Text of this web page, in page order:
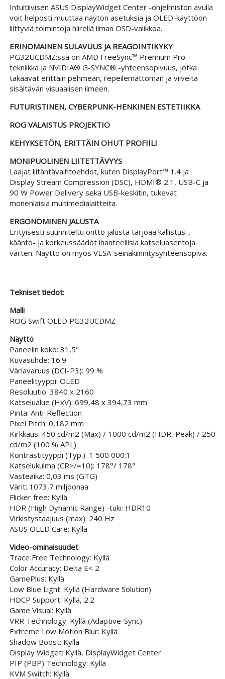
Intuitiivisen ASUS DisplayWidget Center -ohjelmiston avulla
voit helposti muuttaa näytön asetuksia ja OLED-käyttöön
liittyviä toimintoja hiirellä ilman OSD-valikkoa.
ERINOMAINEN SULAVUUS JA REAGOINTIKYKY
PG32UCDMZ:ssä on AMD FreeSync™ Premium Pro -
tekniikka ja NVIDIA® G-SYNC® -yhteensopivuus, jotka
takaavat erittäin pehmeän, repeilemättömän ja viiveitä
sisältävän visuaalisen ilmeen.
FUTURISTINEN, CYBERPUNK-HENKINEN ESTETIIKKA
ROG VALAISTUS PROJEKTIO
KEHYKSETÖN, ERITTÄIN OHUT PROFIILI
MONIPUOLINEN LIITETTÄVYYS
Laajat liitäntävaihtoehdot, kuten DisplayPort™ 1.4 ja
Display Stream Compression (DSC), HDMI® 2.1, USB-C ja
90 W Power Delivery sekä USB-keskitin, tukevat
monenlaisia multimedialaitteita.
ERGONOMINEN JALUSTA
Erityisesti suunniteltu ontto jalusta tarjoaa kallistus-,
kääntö- ja korkeussäädöt ihanteellisia katseluasentoja
varten. Näyttö on myös VESA-seinäkiinnitysyhteensopiva.
Tekniset tiedot:
Malli
ROG Swift OLED PG32UCDMZ
Näyttö
Paneelin koko: 31,5"
Kuvasuhde: 16:9
Väriavaruus (DCI-P3): 99 %
Paneelityyppi: OLED
Resoluutio: 3840 x 2160
Katselualue (HxV): 699,48 x 394,73 mm
Pinta: Anti-Reflection
Pixel Pitch: 0,182 mm
Kirkkaus: 450 cd/m2 (Max) / 1000 cd/m2 (HDR, Peak) / 250
cd/m2 (100 % APL)
Kontrastityyppi (Typ.): 1 500 000:1
Katselukulma (CR>/=10): 178°/ 178°
Vasteaika: 0,03 ms (GTG)
Värit: 1073,7 miljoonaa
Flicker free: Kyllä
HDR (High Dynamic Range) -tuki: HDR10
Virkistystaajuus (max): 240 Hz
ASUS OLED Care: Kyllä
Video-ominaisuudet
Trace Free Technology: Kyllä
Color Accuracy: Delta E< 2
GamePlus: Kyllä
Low Blue Light: Kyllä (Hardware Solution)
HDCP Support: Kyllä, 2.2
Game Visual: Kyllä
VRR Technology: Kyllä (Adaptive-Sync)
Extreme Low Motion Blur: Kyllä
Shadow Boost: Kyllä
Display Widget: Kyllä, DisplayWidget Center
PIP (PBP) Technology: Kyllä
KVM Switch: Kyllä